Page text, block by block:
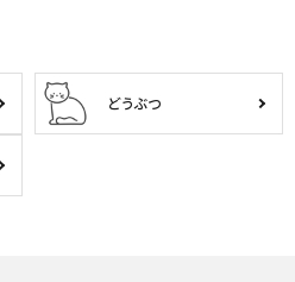
どうぶつ